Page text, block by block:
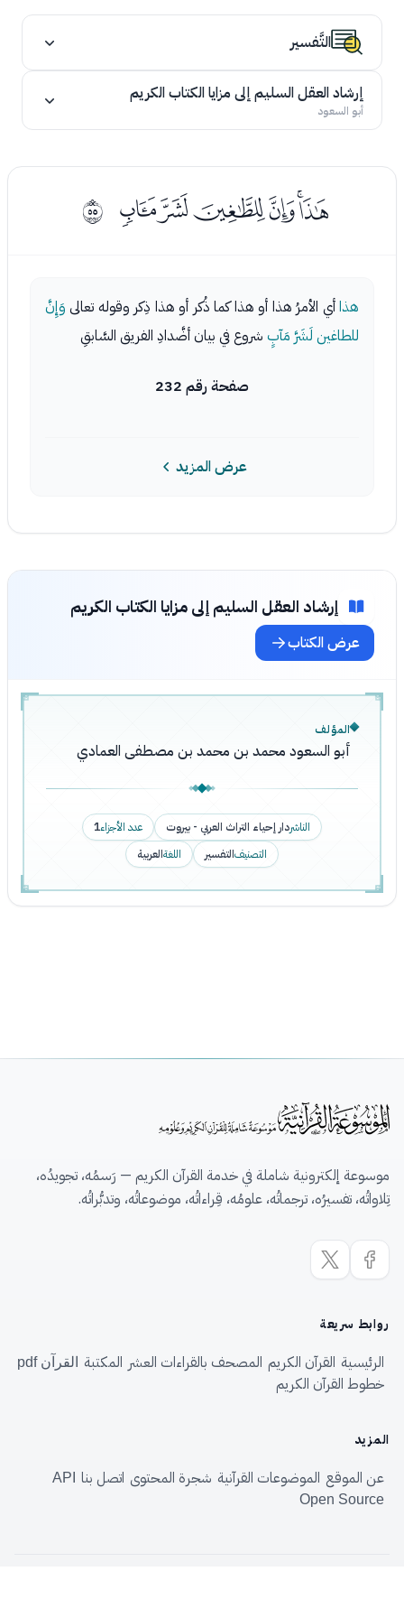
التَّفسير
إرشاد العقل السليم إلى مزايا الكتاب الكريم
أبو السعود
ﯗﯘﯙﯚﯛﯜ ﰶ
هذاأي الأمرُ هذا أو هذا كما ذُكر أو هذا ذِكر وقوله تعالى وَإِنَّ
للطاغين لَشَرَّ مَآبٍ شروع في بيان أضَّدادِ الفريق السَّابقِ
صفحة رقم 232
عرض المزيد
إرشاد العقل السليم إلى مزايا الكتاب الكريم
عرض الكتاب
المؤلف
أبو السعود محمد بن محمد بن مصطفى العمادي
الناشردار إحياء التراث العربي - بيروت عدد الأجزاء1
التصنيفالتفسير اللغةالعربية
موسوعة إلكترونية شاملة في خدمة القرآن الكريم — رَسمُه، تجويدُه،
تِلاواتُه، تفسيرُه، ترجماتُه، علومُه، قِراءاتُه، موضوعاتُه، وتدبُّراتُه.
روابط سريعة
الرئيسية القرآن الكريم المصحف بالقراءات العشر المكتبة القرآن pdf
خطوط القرآن الكريم
المزيد
عن الموقع الموضوعات القرآنية شجرة المحتوى اتصل بنا
API
Open Source